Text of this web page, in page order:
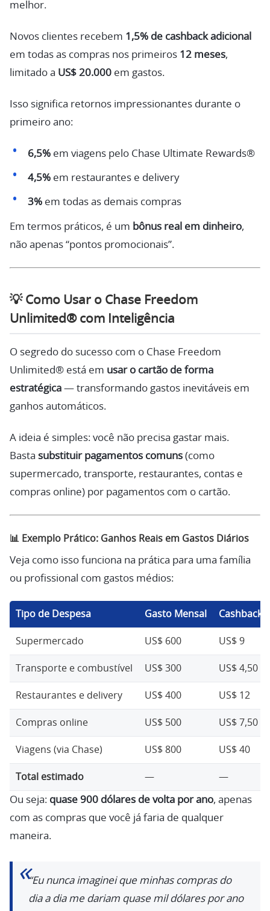
melhor.
Novos clientes recebem 1,5% de cashback adicional
em todas as compras nos primeiros 12 meses,
limitado a US$ 20.000 em gastos.
Isso significa retornos impressionantes durante o
primeiro ano:
6,5%em viagens pelo Chase Ultimate Rewards®
4,5%em restaurantes e delivery
3%em todas as demais compras
Em termos práticos, é um bônus real em dinheiro,
não apenas “pontos promocionais”.
💡 Como Usar o Chase Freedom
Unlimited® com Inteligência
O segredo do sucesso com o Chase Freedom
Unlimited® está em usar o cartão de forma
estratégica — transformando gastos inevitáveis em
ganhos automáticos.
A ideia é simples: você não precisa gastar mais.
Basta substituir pagamentos comuns (como
supermercado, transporte, restaurantes, contas e
compras online) por pagamentos com o cartão.
📊 Exemplo Prático: Ganhos Reais em Gastos Diários
Veja como isso funciona na prática para uma família
ou profissional com gastos médios:
Tipo de Despesa Gasto Mensal Cashback
Supermercado US$ 600 US$ 9
Transporte e combustível US$ 300 US$ 4,50
Restaurantes e delivery US$ 400 US$ 12
Compras online US$ 500 US$ 7,50
Viagens (via Chase) US$ 800 US$ 40
Total estimado — —
Ou seja: quase 900 dólares de volta por ano, apenas
com as compras que você já faria de qualquer
maneira.
“Eu nunca imaginei que minhas compras do
dia a dia me dariam quase mil dólares por ano